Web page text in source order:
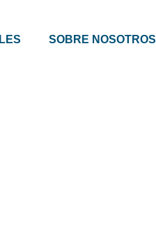
SOBRE NOSOTROS